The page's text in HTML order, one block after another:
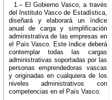
1.– El Gobierno Vasco, a través
del Instituto Vasco de Estadística,
diseñará y elaborará un índice
anual de carga y simplificación
administrativa de las empresas en
el País Vasco. Este índice deberá
contemplar todas las cargas
administrativas soportadas por las
personas emprendedoras vascas
y originadas en cualquiera de los
niveles administrativos con
competencias en el País Vasco.